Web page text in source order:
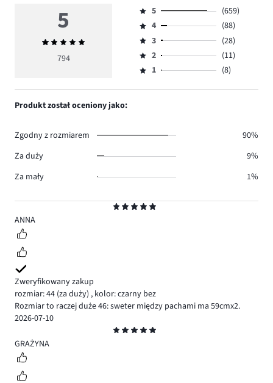
5
ANNA
Zweryfikowany zakup
rozmiar: 44 (za duży) , kolor: czarny bez
Rozmiar to raczej duże 46: sweter między pachami ma 59cmx2.
2026-07-10
5
GRAŻYNA
5
Średnia
ocena
794
Ocena
5,
ilość
głosów
659.
5
(659)
Ocena
4,
ilość
głosów
4
(88)
Ocena
3,
ilość
3
(28)
Ocena
2,
2
(11)
Ocena
1,
1 (8)
Produkt został oceniony jako:
Zgodny z rozmiarem
90%
Za duży
9%
Za mały
1%